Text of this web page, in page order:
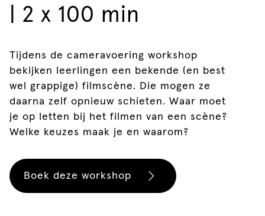
| 2 x 100 min
Tijdens de cameravoering workshop
bekijken leerlingen een bekende (en best
wel grappige) filmscène. Die mogen ze
daarna zelf opnieuw schieten. Waar moet
je op letten bij het filmen van een scène?
Welke keuzes maak je en waarom?
Boek deze workshop